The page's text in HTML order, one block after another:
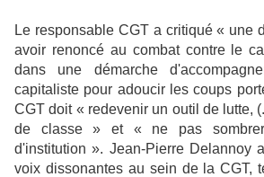
Le responsable CGT a critiqué « une
avoir renoncé au combat contre le
dans une démarche
capitaliste pour adoucir les coups
CGT doit « redevenir un outil de lutte,
de classe » et « ne pas
d'institution ». Jean-Pierre Delannoy
voix dissonantes au sein de la CGT,